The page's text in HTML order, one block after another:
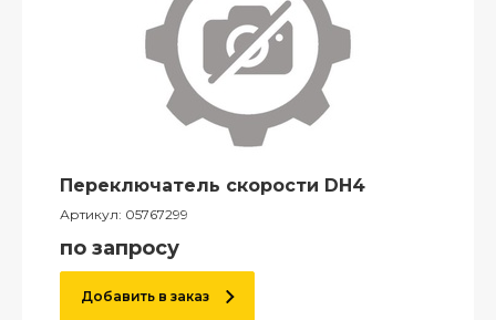
Переключатель скорости DH4
Артикул: 05767299
по запросу
Добавить в заказ